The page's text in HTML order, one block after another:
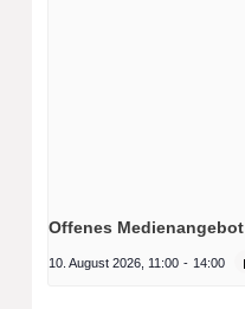
Offenes Medienangebot
10. August 2026, 11:00 - 14:00